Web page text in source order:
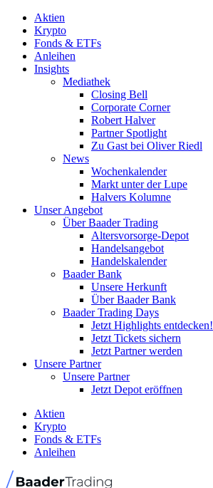
Aktien
Krypto
Fonds & ETFs
Anleihen
Insights
Mediathek
Closing Bell
Corporate Corner
Robert Halver
Partner Spotlight
Zu Gast bei Oliver Riedl
News
Wochenkalender
Markt unter der Lupe
Halvers Kolumne
Unser Angebot
Über Baader Trading
Altersvorsorge-Depot
Handelsangebot
Handelskalender
Baader Bank
Unsere Herkunft
Über Baader Bank
Baader Trading Days
Jetzt Highlights entdecken!
Jetzt Tickets sichern
Jetzt Partner werden
Unsere Partner
Unsere Partner
Jetzt Depot eröffnen
Aktien
Krypto
Fonds & ETFs
Anleihen